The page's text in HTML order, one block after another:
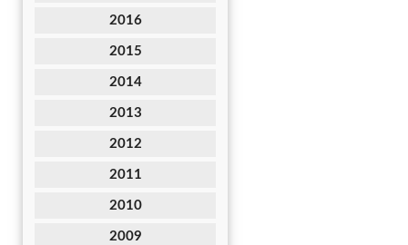
2016
2015
2014
2013
2012
2011
2010
2009